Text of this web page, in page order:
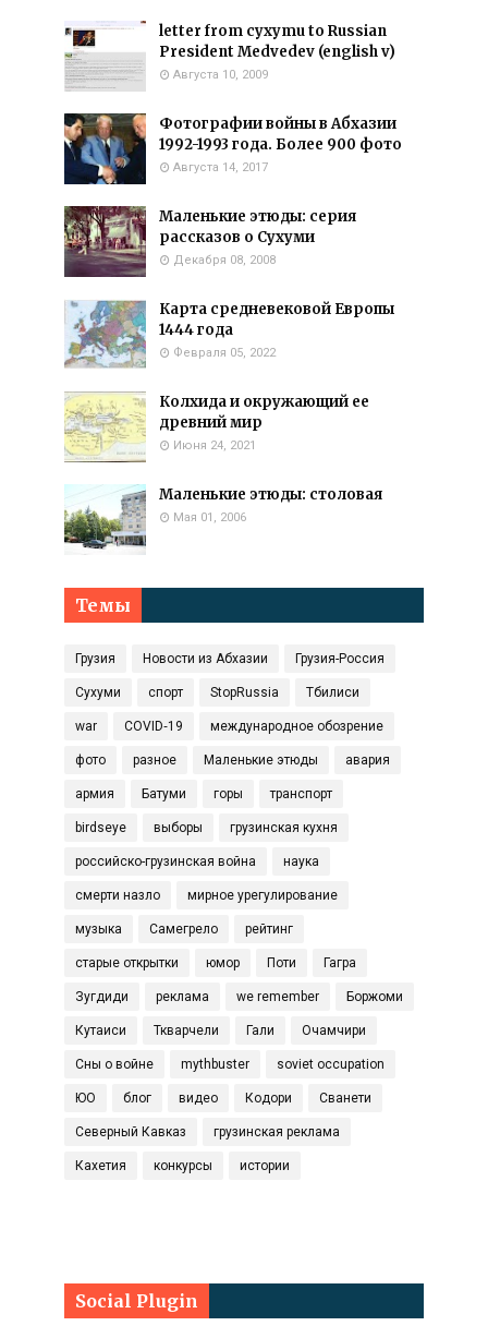
letter from cyxymu to Russian
President Medvedev (english v)
Августа 10, 2009
Фотографии войны в Абхазии
1992-1993 года. Более 900 фото
Августа 14, 2017
Маленькие этюды: серия
рассказов о Сухуми
Декабря 08, 2008
Карта средневековой Европы
1444 года
Февраля 05, 2022
Колхида и окружающий ее
древний мир
Июня 24, 2021
Маленькие этюды: столовая
Мая 01, 2006
Темы
Грузия Новости из Абхазии Грузия-Россия
Сухуми спорт StopRussia Тбилиси
war COVID‑19 международное обозрение
фото разное Маленькие этюды авария
армия Батуми горы транспорт
birdseye выборы грузинская кухня
российско-грузинская война наука
смерти назло мирное урегулирование
музыка Самегрело рейтинг
старые открытки юмор Поти Гагра
Зугдиди реклама we remember Боржоми
Кутаиси Ткварчели Гали Очамчири
Сны о войне mythbuster soviet occupation
ЮО блог видео Кодори Сванети
Северный Кавказ грузинская реклама
Кахетия конкурсы истории
Social Plugin